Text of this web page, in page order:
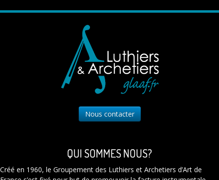
Nous contacter
QUI SOMMES NOUS?
Créé en 1960, le Groupement des Luthiers et Archetiers d’Art de